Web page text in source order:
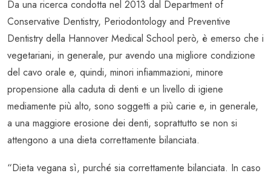
Da una ricerca condotta nel 2013 dal Department of
Conservative Dentistry, Periodontology and Preventive
Dentistry della Hannover Medical School però, è emerso che i
vegetariani, in generale, pur avendo una migliore condizione
del cavo orale e, quindi, minori infiammazioni, minore
propensione alla caduta di denti e un livello di igiene
mediamente più alto, sono soggetti a più carie e, in generale,
a una maggiore erosione dei denti, soprattutto se non si
attengono a una dieta correttamente bilanciata.
“Dieta vegana sì, purché sia correttamente bilanciata. In caso